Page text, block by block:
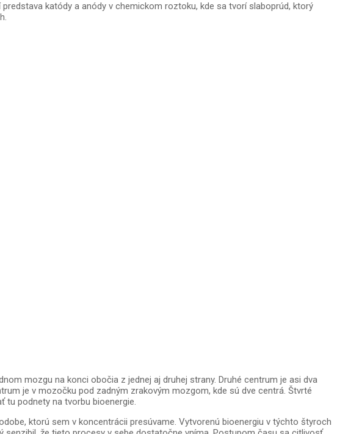
katódy a anódy v chemickom roztoku, kde sa tvorí slaboprúd, ktorý
mozgu na konci obočia z jednej aj druhej strany. Druhé centrum je asi dva
je v mozočku pod zadným zrakovým mozgom, kde sú dve centrá. Štvrté
tu podnety na tvorbu bioenergie.
ktorú sem v koncentrácii presúvame. Vytvorenú bioenergiu v týchto štyroch